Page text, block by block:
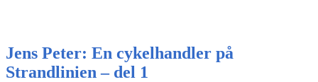
Jens Peter: En cykelhandler på
Strandlinien – del 1